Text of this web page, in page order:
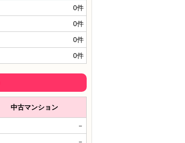
0件
0件
0件
0件
中古マンション
－